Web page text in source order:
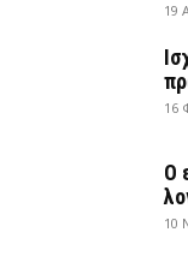
19
16
Ο
10